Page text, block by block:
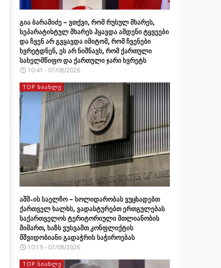
გია ბარამიძე – ვთქვი, რომ რუსულ მხარეს,
სეპარატისტულ მხარეს ჰყავდა ამდენი ტყვეები
და ჩვენ არ გვყავდა იმიტომ, რომ ჩვენები
ხვრეტდნენ, ეს არ ნიშნავს, რომ ქართული
სახელმწიფო და ქართული ჯარი ხვრეტს
10:41 - 07/08/2026
TOP ᲡᲘᲐᲮᲚᲔ
აშშ-ის საელჩო – სოლიდარობას ვუცხადებთ
ქართველ ხალხს, ვადასტურებთ ერთგულებას
საქართველოს ტერიტორიული მთლიანობის
მიმართ, ხაზს ვუსვამთ კონფლიქტის
მშვიდობიანი გადაჭრის საჭიროებას
10:19 - 07/08/2026
TOP ᲡᲘᲐᲮᲚᲔ